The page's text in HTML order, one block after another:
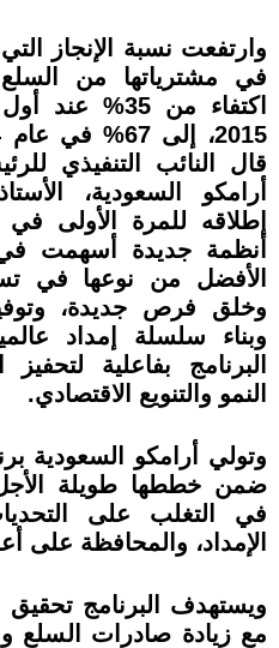
وارتفعت نسبة الإنجاز
في مشترياتها من
اكتفاء من
قال النائب التنفيذي
أرامكو السعودية،
أنظمة جديدة أسهمت
الأفضل من نوعها في
وخلق فرص جديدة،
وبناء سلسلة إمداد
البرنامج بفاعلية
النمو والتنويع الاقتصادي.
وتولي أرامكو السعودية
ضمن خططها طويلة
في التغلب على
الإمداد، والمحافظة على
مع زيادة صادرات السلع